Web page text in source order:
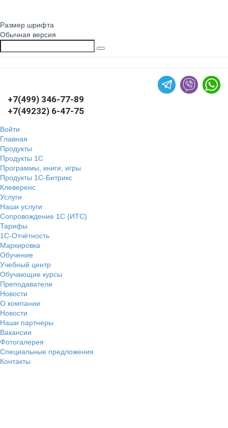
Размер шрифта
Обычная версия
+7(499) 346-77-89
+7(49232) 6-47-75
Войти
Главная
Продукты
Продукты 1С
Программы, книги, игры
Продукты 1С-Битрикс
Клеверенс
Услуги
Наши услуги
Сопровождение 1С (ИТС)
Тарифы
1С-Отчётность
Маркировка
Обучение
Учебный центр
Обучающие курсы
Преподаватели
Новости
О компании
Новости
Наши партнеры
Вакансии
Фотогалерея
Специальные предложения
Контакты